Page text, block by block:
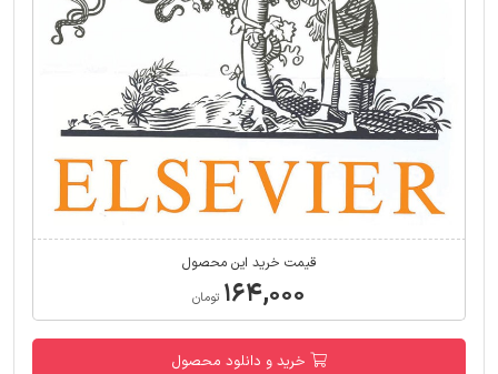
قیمت خرید این محصول
۱۶۴,۰۰۰ تومان
خرید و دانلود محصول